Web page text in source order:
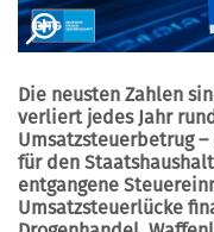
Die neusten Zahlen
verliert jedes Jahr
Umsatzsteuerbetrug
für den
entgangene
Umsatzsteuerlücke